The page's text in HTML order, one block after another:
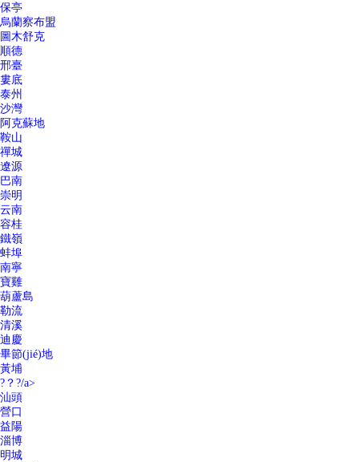
保亭
烏蘭察布盟
圖木舒克
順德
邢臺
婁底
泰州
沙灣
阿克蘇地
鞍山
禪城
遼源
巴南
崇明
云南
容桂
鐵嶺
蚌埠
南寧
寶雞
葫蘆島
勒流
清溪
迪慶
畢節(jié)地
黃埔
?？?/a>
汕頭
營口
益陽
淄博
明城